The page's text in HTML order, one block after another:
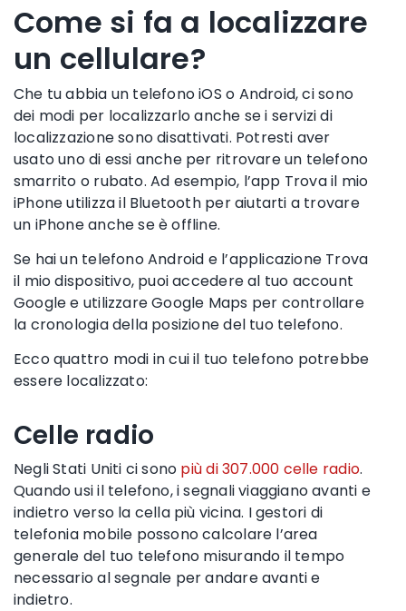
Come si fa a localizzare
un cellulare?
Che tu abbia un telefonoiOS o Android, ci sono
dei modi per localizzarlo anche sei servizi di
localizzazionesono disattivati. Potresti aver
usato uno di essi anche per ritrovare un telefono
smarrito o rubato. Ad esempio, l’app Trova il mio
iPhoneutilizza il Bluetoothper aiutarti a trovare
un iPhoneanche se è offline.
Se hai un telefono Android e l’applicazione Trova
il mio dispositivo, puoi accedere al tuo account
Googlee utilizzareGoogle Maps per controllare
la cronologia della posizione del tuo telefono.
Ecco quattro modi in cui il tuo telefono potrebbe
essere localizzato:
Celle radio
Negli Stati Uniti ci sono più di 307.000 celle radio.
Quando usi il telefono, i segnali viaggiano avanti e
indietro verso la cellapiù vicina. I gestori di
telefonia mobile possono calcolare l’area
generale del tuo telefono misurando il tempo
necessario al segnale per andare avanti e
indietro.